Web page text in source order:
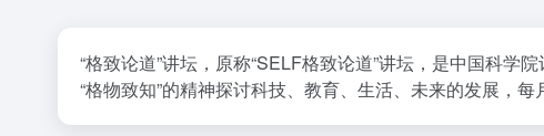
“格致论道”讲坛，原称“SELF格致论道”讲坛，是中国科
“格物致知”的精神探讨科技、教育、生活、未来的发展，